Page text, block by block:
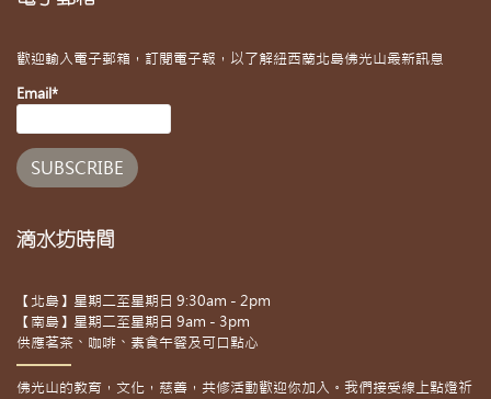
歡迎輸入電子郵箱，訂閱電子報，以了解紐西蘭北島佛光山最新訊息
Email*
滴水坊時間
【北島】星期二至星期日 9:30am - 2pm
【南島】星期二至星期日 9am - 3pm
供應茗茶、咖啡、素食午餐及可口點心
佛光山的教育，文化，慈善，共修活動歡迎你加入。我們接受線上點燈祈